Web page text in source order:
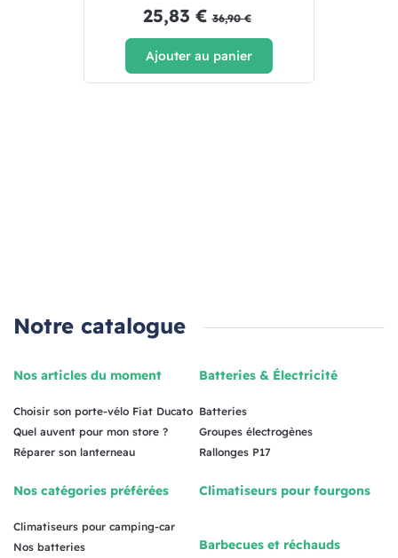
25,83 € 36,90 €
Ajouter au panier
Notre catalogue
Nos articles du moment
Choisir son porte-vélo Fiat Ducato
Quel auvent pour mon store ?
Réparer son lanterneau
Nos catégories préférées
Climatiseurs pour camping-car
Nos batteries
Batteries & Électricité
Batteries
Groupes électrogènes
Rallonges P17
Climatiseurs pour fourgons
Barbecues et réchauds